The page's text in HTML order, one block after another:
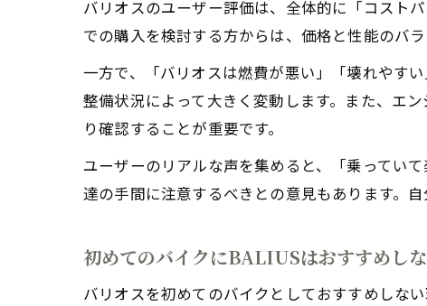
バリオスのユーザー評価は、全体的に「コスト
での購入を検討する方からは、価格と性能のバラ
一方で、「バリオスは燃費が悪い」「壊れやす
整備状況によって大きく変動します。また、エ
り確認することが重要です。
ユーザーのリアルな声を集めると、「乗ってい
達の手間に注意するべきとの意見もあります。
初めてのバイクにBALIUSはおすすめし
バリオスを初めてのバイクとしておすすめしな